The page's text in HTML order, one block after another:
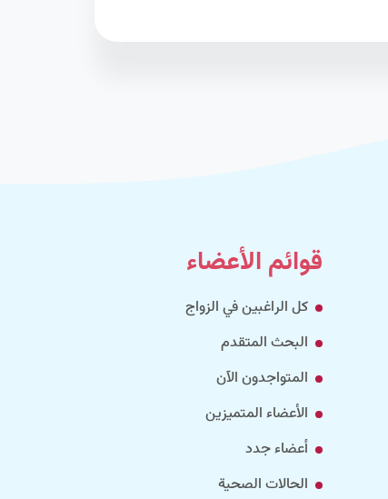
قوائم الأعضاء
كل الراغبين في الزواج
البحث المتقدم
المتواجدون الآن
الأعضاء المتميزين
أعضاء جدد
الحالات الصحية